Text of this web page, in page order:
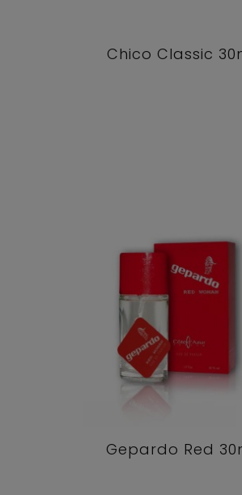
Chico Classic
Gepardo Red